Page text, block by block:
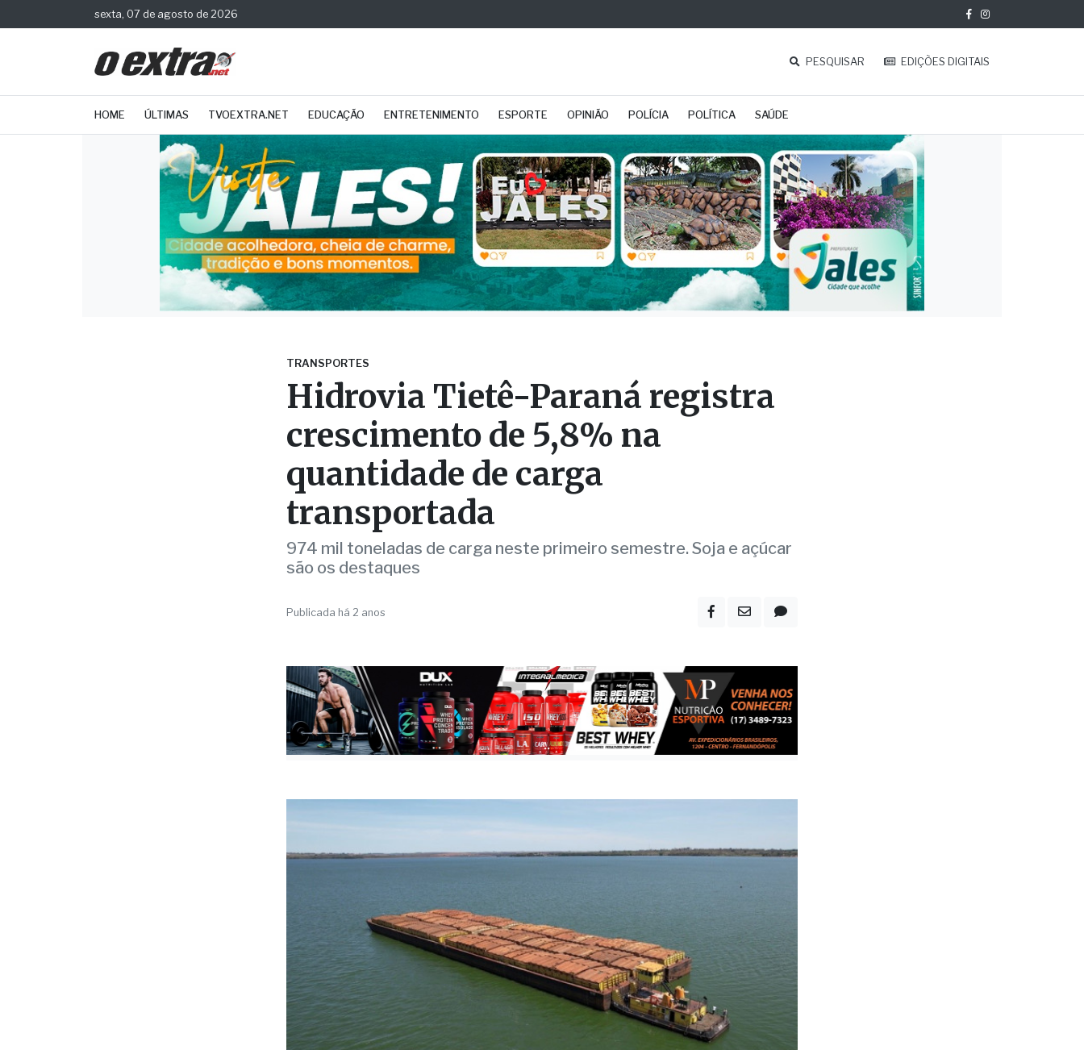
sexta, 07 de agosto de 2026
PESQUISAR EDIÇÕES DIGITAIS
HOME ÚLTIMAS TVOEXTRA.NET EDUCAÇÃO ENTRETENIMENTO ESPORTE OPINIÃO POLÍCIA POLÍTICA SAÚDE
TRANSPORTES
Hidrovia Tietê-Paraná registra
crescimento de 5,8% na
quantidade de carga
transportada
974 mil toneladas de carga neste primeiro semestre. Soja e açúcar
são os destaques
Publicada há 2 anos